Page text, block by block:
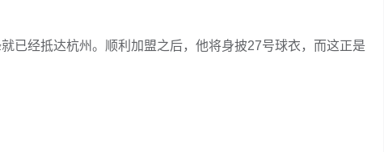
已经抵达杭州。顺利加盟之后，他将身披27号球衣，而这正是